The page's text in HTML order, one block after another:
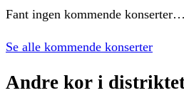
Fant ingen kommende
Se alle kommende konserter
Andre kor i